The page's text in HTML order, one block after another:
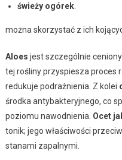
świeży ogórek.
można skorzystać z ich
Aloes jest szczególnie
tej rośliny przyspiesza proces
redukuje podrażnienia. Z kolei
środka antybakteryjnego, co
poziomu nawodnienia. Ocet
tonik; jego właściwości
stanami zapalnymi.